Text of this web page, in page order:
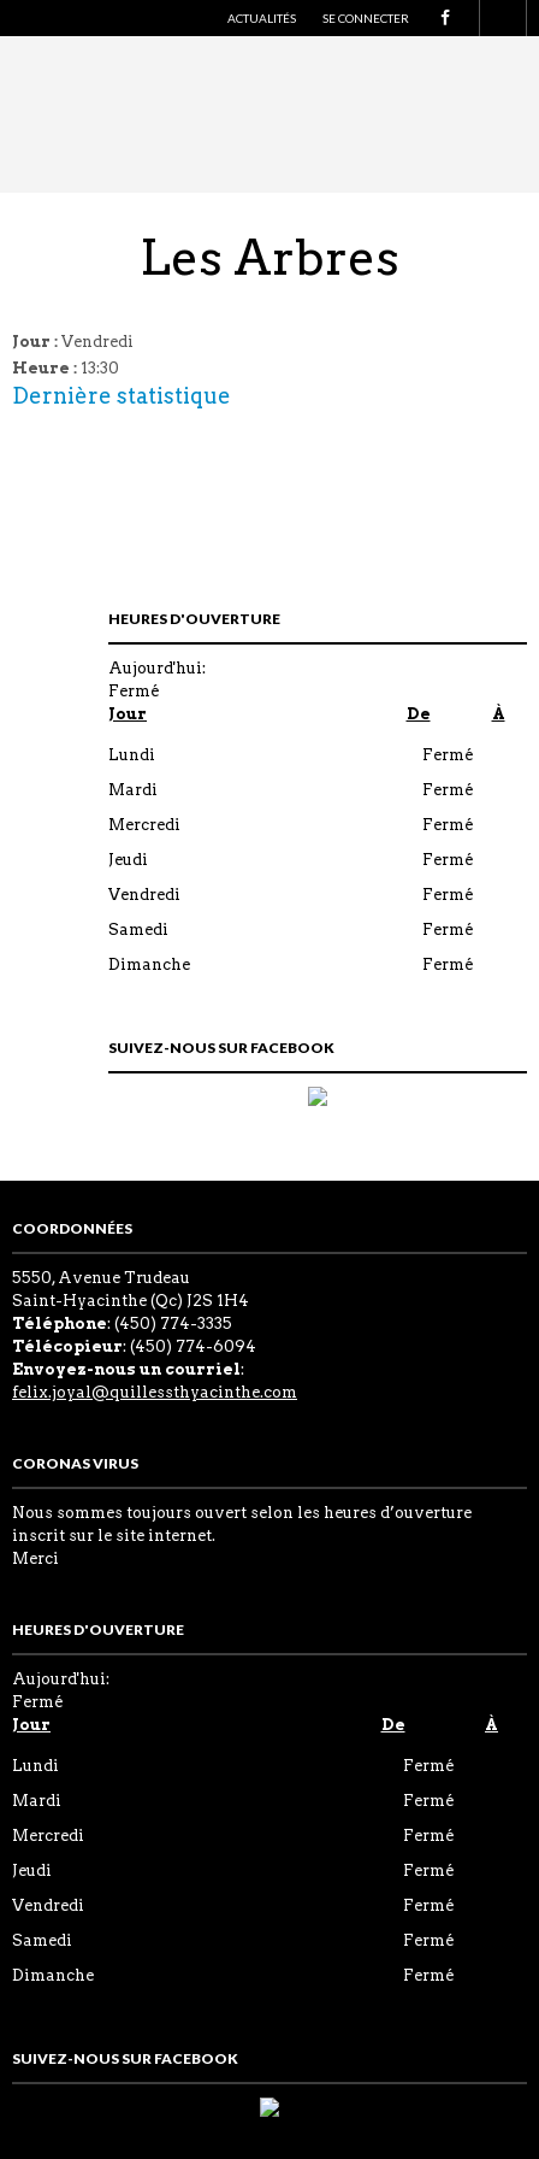
ACTUALITÉS SE CONNECTER
Les Arbres
Jour : Vendredi
Heure : 13:30
Dernière statistique
HEURES D'OUVERTURE
Aujourd'hui:
Fermé
Jour
De À
Lundi
Fermé
Mardi
Fermé
Mercredi
Fermé
Jeudi
Fermé
Vendredi
Fermé
Samedi
Fermé
Dimanche
Fermé
SUIVEZ-NOUS SUR FACEBOOK
COORDONNÉES
5550, Avenue Trudeau
Saint-Hyacinthe (Qc) J2S 1H4
Téléphone: (450) 774-3335
Télécopieur: (450) 774-6094
Envoyez-nous un courriel:
felix.joyal@quillessthyacinthe.com
CORONAS VIRUS
Nous sommes toujours ouvert selon les heures d’ouverture
inscrit sur le site internet.
Merci
HEURES D'OUVERTURE
Aujourd'hui:
Fermé
Jour
De À
Lundi
Fermé
Mardi
Fermé
Mercredi
Fermé
Jeudi
Fermé
Vendredi
Fermé
Samedi
Fermé
Dimanche
Fermé
SUIVEZ-NOUS SUR FACEBOOK